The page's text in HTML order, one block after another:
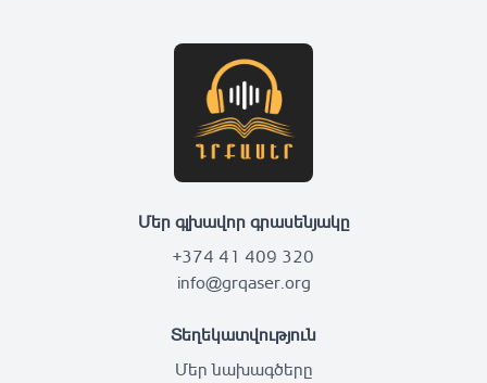
Մեր գլխավոր գրասենյակը
+374 41 409 320
info@grqaser.org
Տեղեկատվություն
Մեր նախագծերը